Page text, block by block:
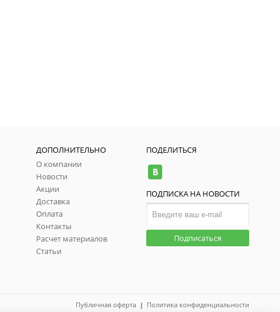
ДОПОЛНИТЕЛЬНО
О компании
Новости
Акции
Доставка
Оплата
Контакты
Расчет материалов
Статьи
ПОДЕЛИТЬСЯ
ПОДПИСКА НА НОВОСТИ
Подписаться
Публичная оферта | Политика конфиденциальности